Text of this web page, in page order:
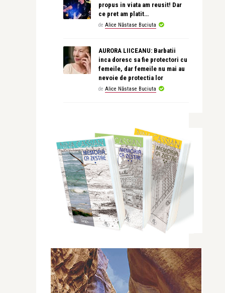
propus in viata am reusit! Dar
ce pret am platit…
de Alice Năstase Buciuta
AURORA LIICEANU: Barbatii
inca doresc sa fie protectori cu
femeile, dar femeile nu mai au
nevoie de protectia lor
de Alice Năstase Buciuta